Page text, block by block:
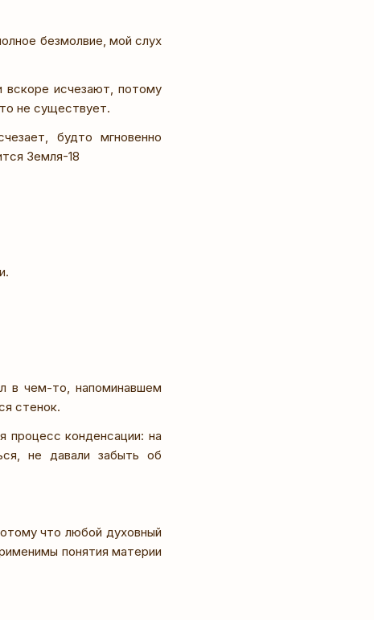
безмолвие, мой слух
вскоре исчезают, потому
не существует.
будто мгновенно
Земля-18
в чем-то, напоминавшем
стенок.
процесс конденсации: на
не давали забыть об
что любой духовный
понятия материи